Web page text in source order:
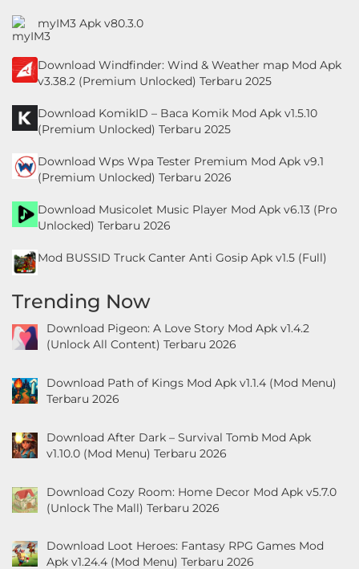
Weather
Rekomendasi
myIM3 Apk v80.3.0
Download Windfinder: Wind & Weather map Mod Apk
v3.38.2 (Premium Unlocked) Terbaru 2025
Download KomikID – Baca Komik Mod Apk v1.5.10
(Premium Unlocked) Terbaru 2025
Download Wps Wpa Tester Premium Mod Apk v9.1
(Premium Unlocked) Terbaru 2026
Download Musicolet Music Player Mod Apk v6.13 (Pro
Unlocked) Terbaru 2026
Mod BUSSID Truck Canter Anti Gosip Apk v1.5 (Full)
Trending Now
Download Pigeon: A Love Story Mod Apk v1.4.2
(Unlock All Content) Terbaru 2026
Download Path of Kings Mod Apk v1.1.4 (Mod Menu)
Terbaru 2026
Download After Dark – Survival Tomb Mod Apk
v1.10.0 (Mod Menu) Terbaru 2026
Download Cozy Room: Home Decor Mod Apk v5.7.0
(Unlock The Mall) Terbaru 2026
Download Loot Heroes: Fantasy RPG Games Mod
Apk v1.24.4 (Mod Menu) Terbaru 2026